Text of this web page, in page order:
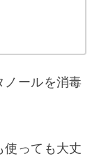
ノールを消毒
使っても大丈